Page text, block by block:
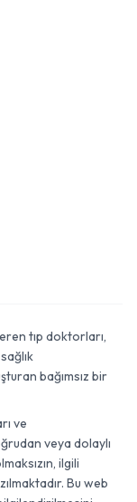
tıp doktorları,
bağımsız bir
ve
veya dolaylı
ilgili
Bu web